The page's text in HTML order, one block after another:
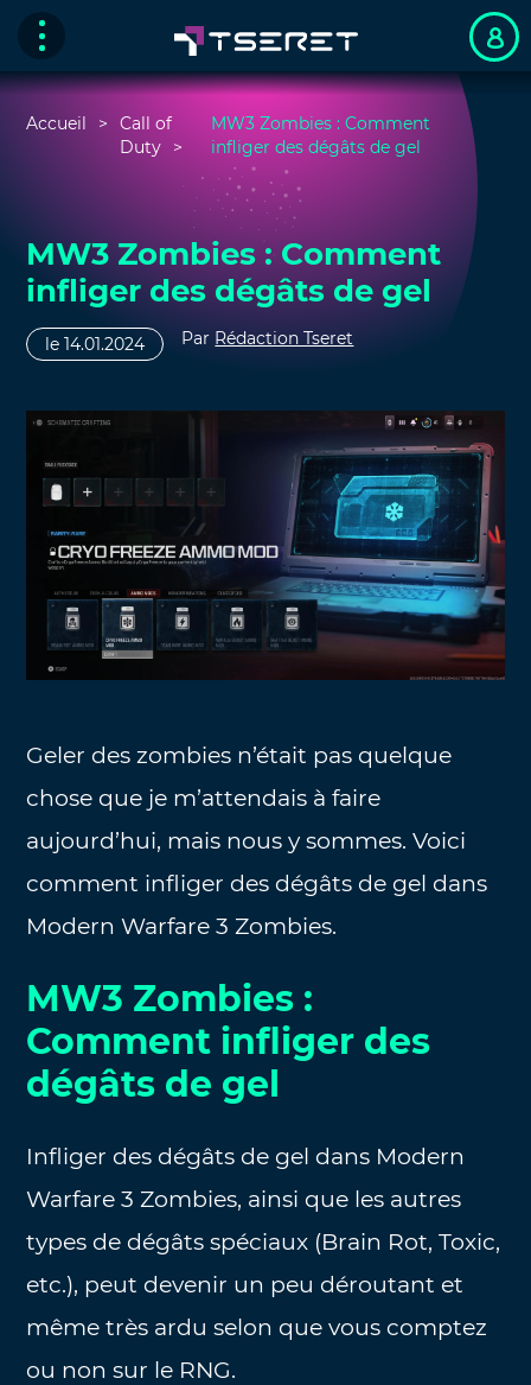
Accueil
Call of
Duty
MW3 Zombies : Comment
infliger des dégâts de gel
MW3 Zombies : Comment
infliger des dégâts de gel
le 14.01.2024 Par Rédaction Tseret
Geler des zombies n’était pas quelque
chose que je m’attendais à faire
aujourd’hui, mais nous y sommes. Voici
comment infliger des dégâts de gel dans
Modern Warfare 3 Zombies.
MW3 Zombies :
Comment infliger des
dégâts de gel
Infliger des dégâts de gel dans Modern
Warfare 3 Zombies, ainsi que les autres
types de dégâts spéciaux (Brain Rot, Toxic,
etc.), peut devenir un peu déroutant et
même très ardu selon que vous comptez
ou non sur le RNG.